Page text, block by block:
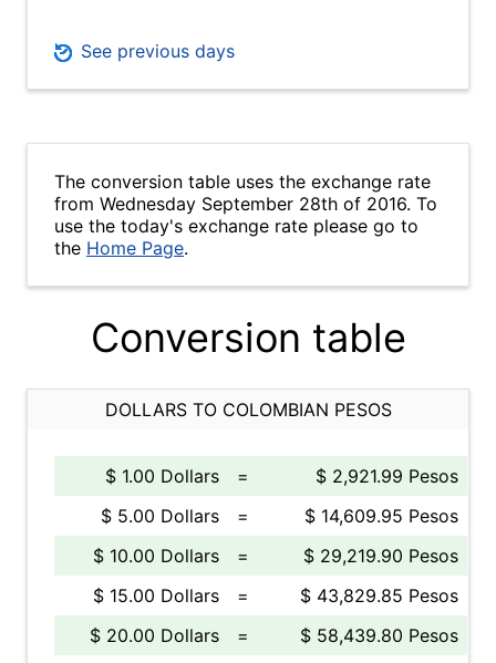
See previous days
The conversion table uses the exchange rate
from Wednesday September 28th of 2016. To
use the today's exchange rate please go to
the Home Page.
Conversion table
DOLLARS TO COLOMBIAN PESOS
$ 1.00 Dollars =
$ 2,921.99 Pesos
$ 5.00 Dollars
=
$ 14,609.95 Pesos
$ 10.00 Dollars
=
$ 29,219.90 Pesos
$ 15.00 Dollars
=
$ 43,829.85 Pesos
$ 20.00 Dollars
=
$ 58,439.80 Pesos